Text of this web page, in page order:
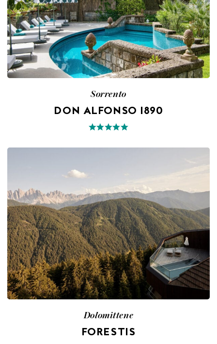
Sorrento
DON ALFONSO 1890
Dolomittene
FORESTIS